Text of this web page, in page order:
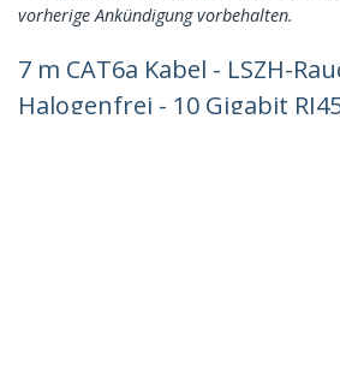
vorherige Ankündigung vorbehalten.
7 m CAT6a Kabel - LSZH-
Halogenfrei - 10 Gigabit